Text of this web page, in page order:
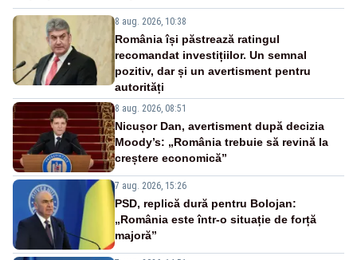
8 aug. 2026, 10:38
România își păstrează ratingul
recomandat investițiilor. Un semnal
pozitiv, dar și un avertisment pentru
autorități
8 aug. 2026, 08:51
Nicușor Dan, avertisment după decizia
Moody’s: „România trebuie să revină la
creștere economică”
7 aug. 2026, 15:26
PSD, replică dură pentru Bolojan:
„România este într-o situație de forță
majoră”